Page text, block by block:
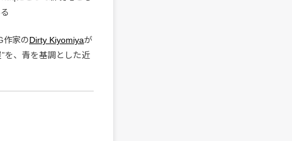
作家のDirty Kiyomiyaが
を、青を基調とした近